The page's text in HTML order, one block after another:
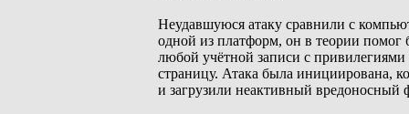
Неудавшуюся атаку сравнили с
одной из платформ, он в теории
любой учётной записи с привилегиями
страницу. Атака была инициирована,
и загрузили неактивный вредоносный